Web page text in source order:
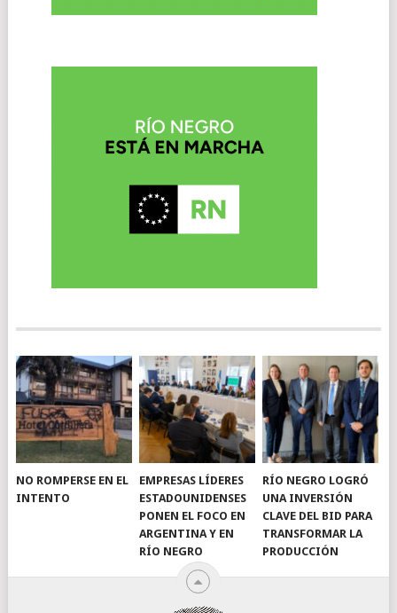
NO ROMPERSE EN EL
INTENTO
EMPRESAS LÍDERES
ESTADOUNIDENSES
PONEN EL FOCO EN
ARGENTINA Y EN
RÍO NEGRO
RÍO NEGRO LOGRÓ
UNA INVERSIÓN
CLAVE DEL BID PARA
TRANSFORMAR LA
PRODUCCIÓN